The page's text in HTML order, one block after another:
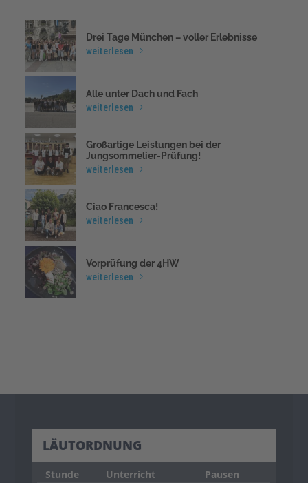
Drei Tage München – voller Erlebnisse
weiterlesen
Alle unter Dach und Fach
weiterlesen
Großartige Leistungen bei der
Jungsommelier-Prüfung!
weiterlesen
Ciao Francesca!
weiterlesen
Vorprüfung der 4HW
weiterlesen
LÄUTORDNUNG
Stunde Unterricht
Pausen